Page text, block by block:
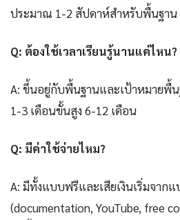
ประมาณ 1-2 สัปดาห์สำหรับพื้นฐาน
Q: ต้องใช้เวลาเรียนรู้นานแค่ไหน?
A: ขึ้นอยู่กับพื้นฐานและเป้าหมายพื้
1-3 เดือนขั้นสูง 6-12 เดือน
Q: มีค่าใช้จ่ายไหม?
A: มีทั้งแบบฟรีและเสียเงินเริ่มจาก
(documentation, YouTube, free